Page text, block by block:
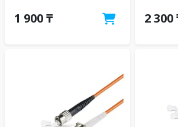
1 900 ₸ 2 300